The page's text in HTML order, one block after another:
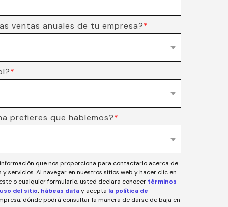
ventas anuales de tu empresa?*
*
prefieres que hablemos?*
que nos proporciona para contactarlo acerca de
servicios. Al navegar en nuestros sitios web y hacer clic en
o cualquier formulario, usted declara conocer términos
del sitio, hábeas datay acepta la política de
dónde podrá consultar la manera de darse de baja en